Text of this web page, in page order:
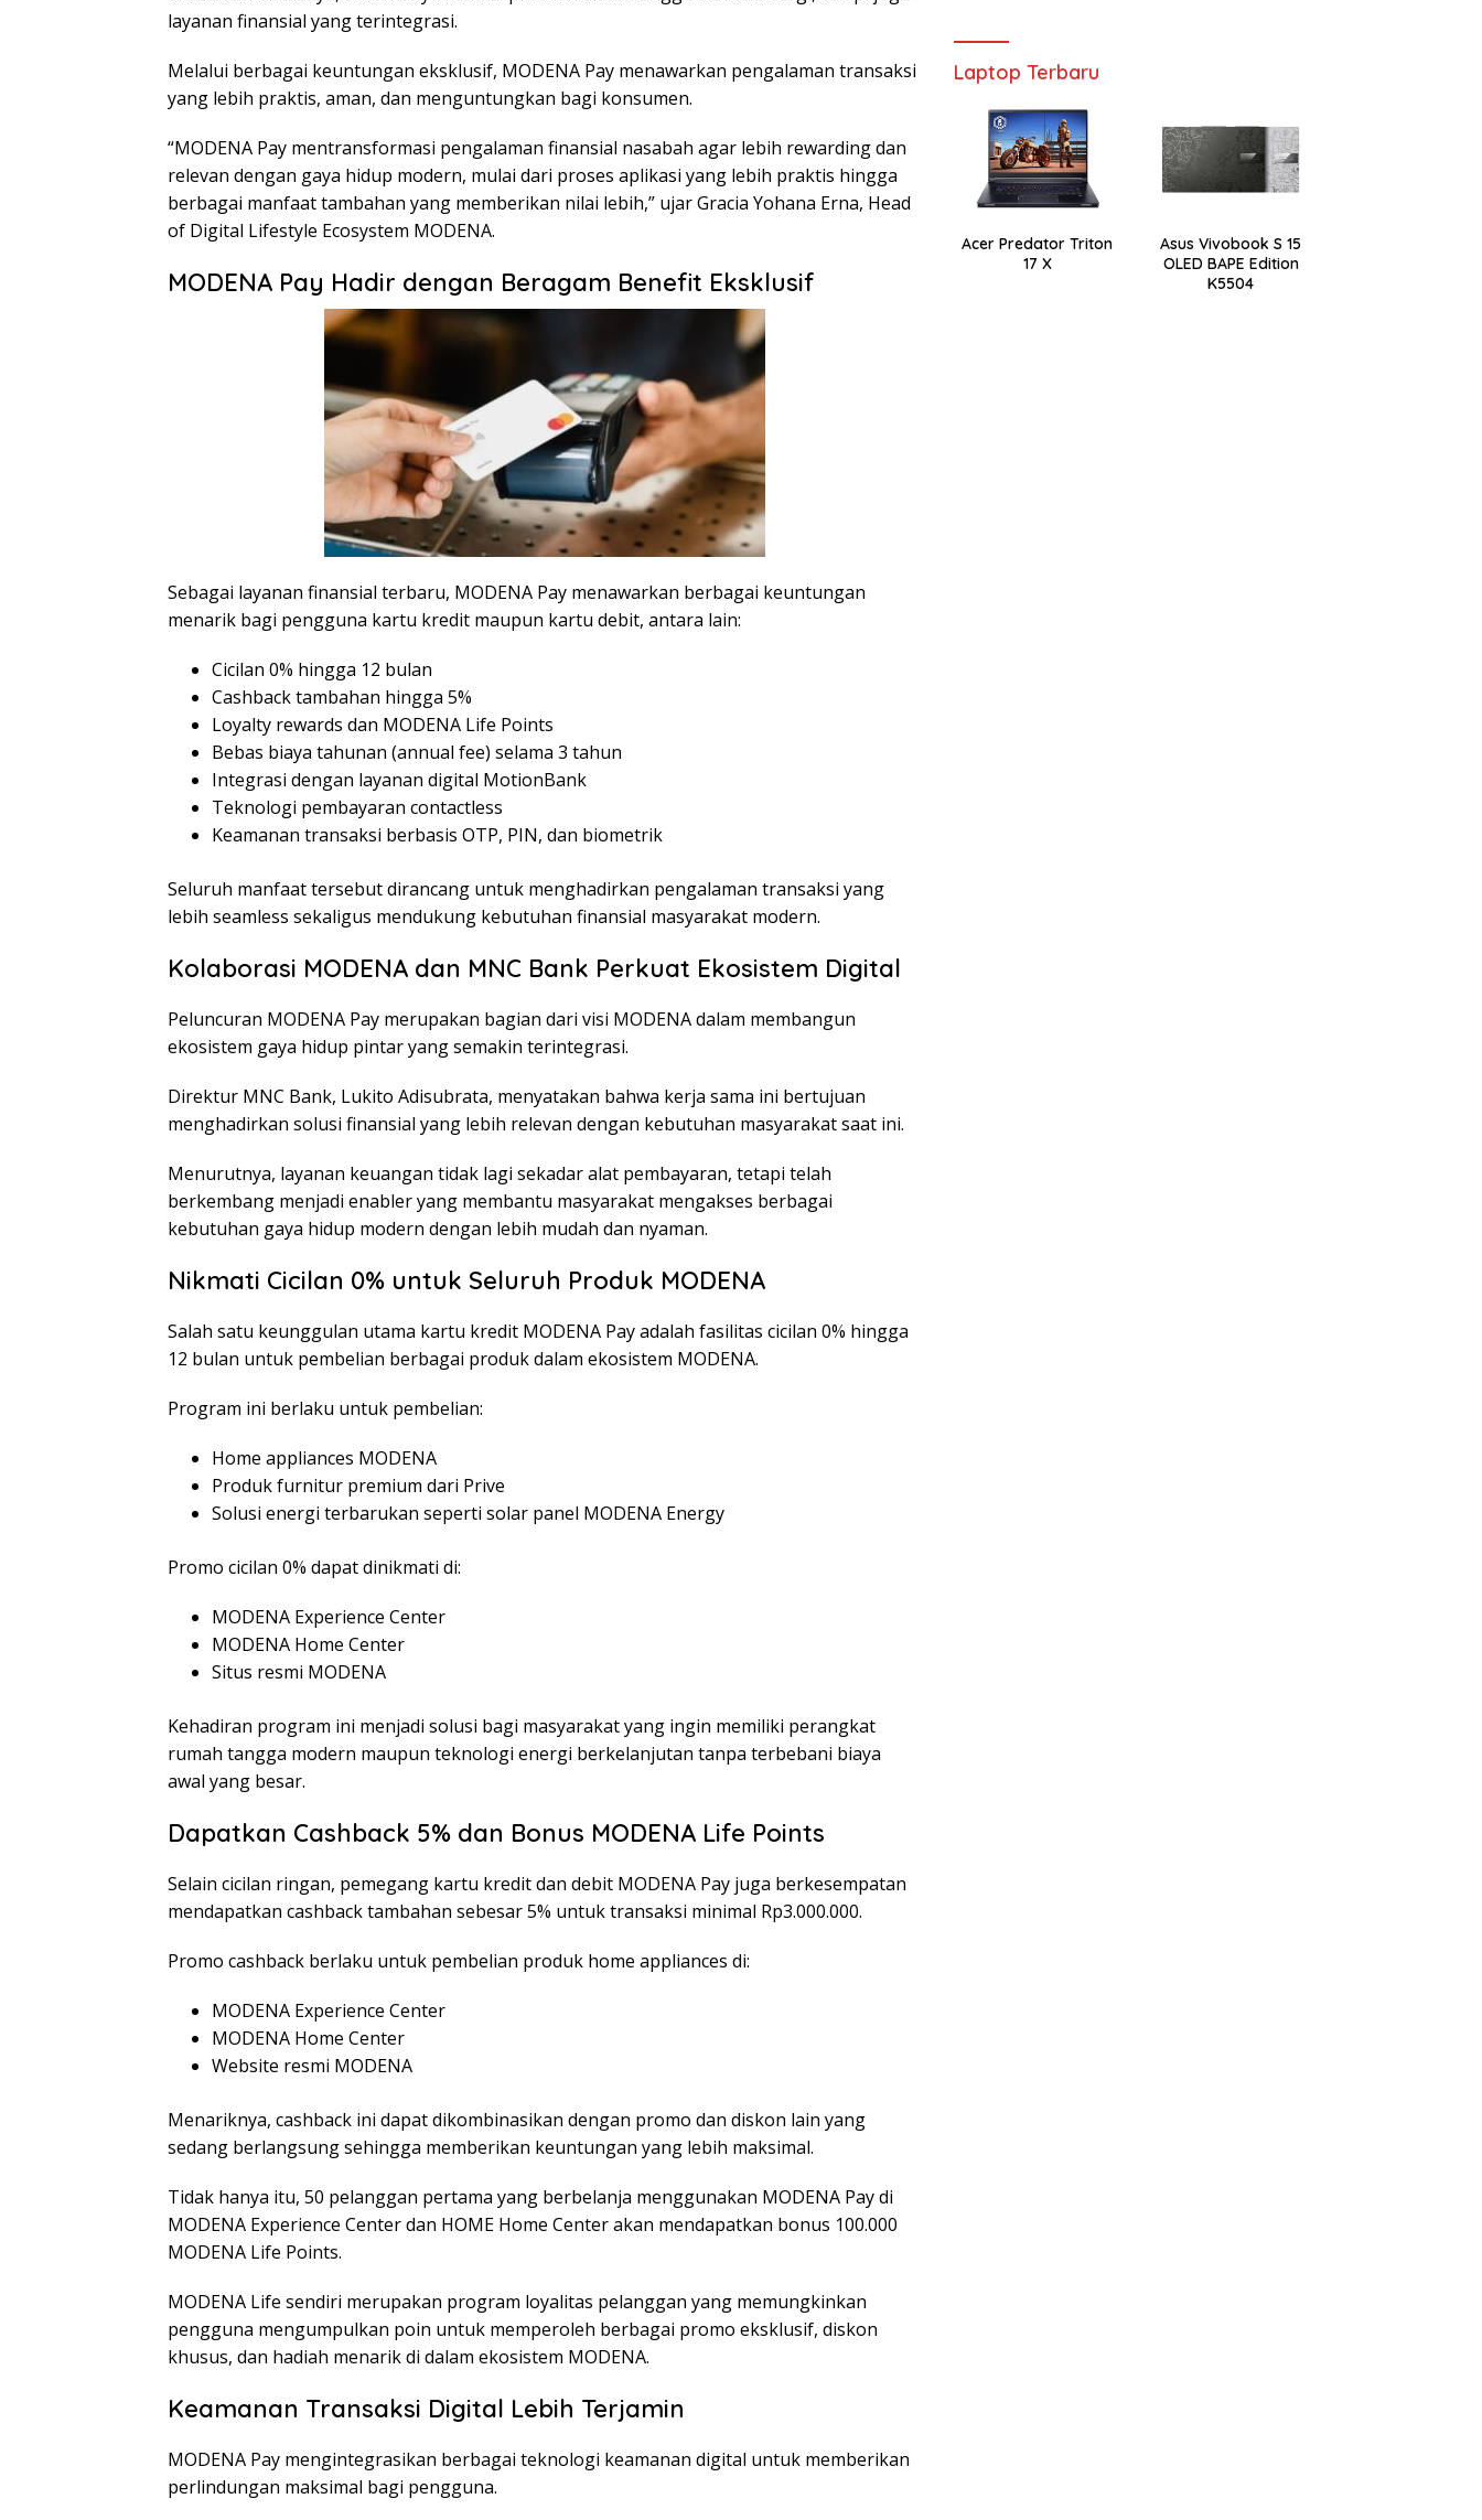
layanan finansial yang terintegrasi.
Melalui berbagai keuntungan eksklusif, MODENA Pay menawarkan pengalaman transaksi
yang lebih praktis, aman, dan menguntungkan bagi konsumen.
“MODENA Pay mentransformasi pengalaman finansial nasabah agar lebih rewarding dan
relevan dengan gaya hidup modern, mulai dari proses aplikasi yang lebih praktis hingga
berbagai manfaat tambahan yang memberikan nilai lebih,” ujar Gracia Yohana Erna, Head
of Digital Lifestyle Ecosystem MODENA.
MODENA Pay Hadir dengan Beragam Benefit Eksklusif
Sebagai layanan finansial terbaru, MODENA Pay menawarkan berbagai keuntungan
menarik bagi pengguna kartu kredit maupun kartu debit, antara lain:
Cicilan 0% hingga 12 bulan
Cashback tambahan hingga 5%
Loyalty rewards dan MODENA Life Points
Bebas biaya tahunan (annual fee) selama 3 tahun
Integrasi dengan layanan digital MotionBank
Teknologi pembayaran contactless
Keamanan transaksi berbasis OTP, PIN, dan biometrik
Seluruh manfaat tersebut dirancang untuk menghadirkan pengalaman transaksi yang
lebih seamless sekaligus mendukung kebutuhan finansial masyarakat modern.
Kolaborasi MODENA dan MNC Bank Perkuat Ekosistem Digital
Peluncuran MODENA Pay merupakan bagian dari visi MODENA dalam membangun
ekosistem gaya hidup pintar yang semakin terintegrasi.
Direktur MNC Bank, Lukito Adisubrata, menyatakan bahwa kerja sama ini bertujuan
menghadirkan solusi finansial yang lebih relevan dengan kebutuhan masyarakat saat ini.
Menurutnya, layanan keuangan tidak lagi sekadar alat pembayaran, tetapi telah
berkembang menjadi enabler yang membantu masyarakat mengakses berbagai
kebutuhan gaya hidup modern dengan lebih mudah dan nyaman.
Nikmati Cicilan 0% untuk Seluruh Produk MODENA
Salah satu keunggulan utama kartu kredit MODENA Pay adalah fasilitas cicilan 0% hingga
12 bulan untuk pembelian berbagai produk dalam ekosistem MODENA.
Program ini berlaku untuk pembelian:
Home appliances MODENA
Produk furnitur premium dari Prive
Solusi energi terbarukan seperti solar panel MODENA Energy
Promo cicilan 0% dapat dinikmati di:
MODENA Experience Center
MODENA Home Center
Situs resmi MODENA
Kehadiran program ini menjadi solusi bagi masyarakat yang ingin memiliki perangkat
rumah tangga modern maupun teknologi energi berkelanjutan tanpa terbebani biaya
awal yang besar.
Dapatkan Cashback 5% dan Bonus MODENA Life Points
Selain cicilan ringan, pemegang kartu kredit dan debit MODENA Pay juga berkesempatan
mendapatkan cashback tambahan sebesar 5% untuk transaksi minimal Rp3.000.000.
Promo cashback berlaku untuk pembelian produk home appliances di:
MODENA Experience Center
MODENA Home Center
Website resmi MODENA
Menariknya, cashback ini dapat dikombinasikan dengan promo dan diskon lain yang
sedang berlangsung sehingga memberikan keuntungan yang lebih maksimal.
Tidak hanya itu, 50 pelanggan pertama yang berbelanja menggunakan MODENA Pay di
MODENA Experience Center dan HOME Home Center akan mendapatkan bonus 100.000
MODENA Life Points.
MODENA Life sendiri merupakan program loyalitas pelanggan yang memungkinkan
pengguna mengumpulkan poin untuk memperoleh berbagai promo eksklusif, diskon
khusus, dan hadiah menarik di dalam ekosistem MODENA.
Keamanan Transaksi Digital Lebih Terjamin
MODENA Pay mengintegrasikan berbagai teknologi keamanan digital untuk memberikan
perlindungan maksimal bagi pengguna.
Laptop Terbaru
Acer Predator Triton
17 X
Asus Vivobook S 15
OLED BAPE Edition
K5504